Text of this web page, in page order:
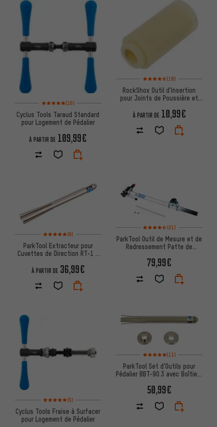
Note moyenne : 5 sur 5 d'après 10 avis
(10)
Cyclus Tools Taraud Standard
pour Logement de Pédalier
À PARTIR DE 109,99€
Note moyenne : 4,5 sur 5
(18)
RockShox Outil d'Insertion
pour Joints de Poussière et
À PARTIR DE 10,99€
Note moyenne : 5 sur 5 d'après 6 avis
(6)
ParkTool Extracteur pour
Cuvettes de Direction RT-1 /
À PARTIR DE 36,99€
Note moyenne : 4,5 sur 5
(21)
ParkTool Outil de Mesure et de
Redressement Patte de
79,99€
Note moyenne : 5 sur 5 d'après 5 avis
(5)
Cyclus Tools Fraise à Surfacer
pour Logement de Pédalier
Note moyenne : 5 sur 5 d'après
(11)
ParkTool Set d'Outils pour
Pédalier BBT-90.3 avec Boîtiers
50,99€